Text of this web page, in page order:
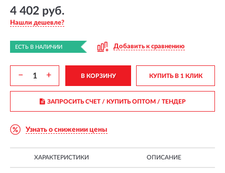
4 402 руб.
Нашли дешевле?
ЕСТЬ В НАЛИЧИИ Добавить к сравнению
− + В КОРЗИНУ КУПИТЬ В 1 КЛИК
ЗАПРОСИТЬ СЧЕТ / КУПИТЬ ОПТОМ/ ТЕНДЕР
Узнать о снижении цены
ХАРАКТЕРИСТИКИ ОПИСАНИЕ